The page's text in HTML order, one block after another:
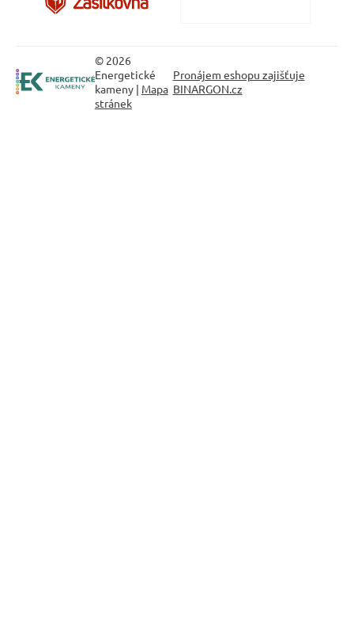
© 2026
Energetické
kameny | Mapa
stránek
Pronájem eshopu zajišťuje
BINARGON.cz